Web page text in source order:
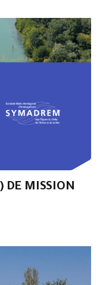
DE MISSION